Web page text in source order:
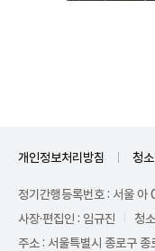
개인정보처리방침 청
정기간행등록번호 : 서울
사장·편집인 : 임규진
청
주소 : 서울특별시 종로구